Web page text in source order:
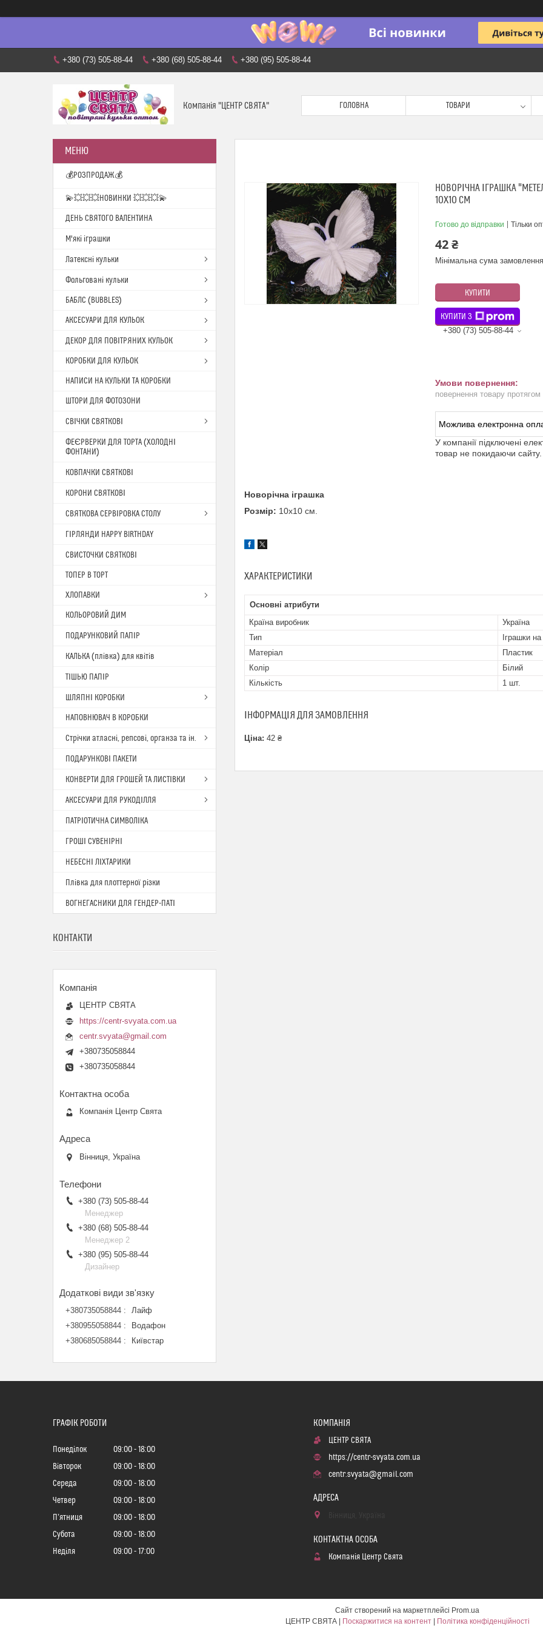
+380 (73) 505-88-44 +380 (68) 505-88-44 +380 (95) 505-88-44
Компанія "ЦЕНТР СВЯТА" ГОЛОВНА ТОВАРИ
НОВОРІЧНА ІГРАШКА
10Х10 СМ
Готово до відправки Тільки
42 ₴
Мінімальна сума
КУПИТИ
КУПИТИ З
+380 (73) 505-88-44
повернення товару протягом
У компанії підключені
товар не покидаючи сайту.
Новорічна іграшка
Розмір: 10х10 см.
ХАРАКТЕРИСТИКИ
Основні атрибути
Країна виробник
Україна
Тип
Іграшки
Матеріал
Пластик
Колір
Білий
Кількість
1 шт.
ІНФОРМАЦІЯ ДЛЯ ЗАМОВЛЕННЯ
Ціна: 42 ₴
💰РОЗПРОДАЖ💰
💫💥💥💥НОВИНКИ 💥💥💥💫
ДЕНЬ СВЯТОГО ВАЛЕНТИНА
М'які іграшки
Латексні кульки
Фольговані кульки
БАБЛС (BUBBLES)
АКСЕСУАРИ ДЛЯ КУЛЬОК
ДЕКОР ДЛЯ ПОВІТРЯНИХ КУЛЬОК
КОРОБКИ ДЛЯ КУЛЬОК
НАПИСИ НА КУЛЬКИ ТА КОРОБКИ
ШТОРИ ДЛЯ ФОТОЗОНИ
СВІЧКИ СВЯТКОВІ
ФЕЄРВЕРКИ ДЛЯ ТОРТА (ХОЛОДНІ
ФОНТАНИ)
КОВПАЧКИ СВЯТКОВІ
КОРОНИ СВЯТКОВІ
СВЯТКОВА СЕРВІРОВКА СТОЛУ
ГІРЛЯНДИ HAPPY BIRTHDAY
СВИСТОЧКИ СВЯТКОВІ
ТОПЕР В ТОРТ
ХЛОПАВКИ
КОЛЬОРОВИЙ ДИМ
ПОДАРУНКОВИЙ ПАПІР
КАЛЬКА (плівка) для квітів
ТІШЬЮ ПАПІР
ШЛЯПНІ КОРОБКИ
НАПОВНЮВАЧ В КОРОБКИ
Стрічки атласні, репсові, органза та ін.
ПОДАРУНКОВІ ПАКЕТИ
КОНВЕРТИ ДЛЯ ГРОШЕЙ ТА ЛИСТІВКИ
АКСЕСУАРИ ДЛЯ РУКОДІЛЛЯ
ПАТРІОТИЧНА СИМВОЛІКА
ГРОШІ СУВЕНІРНІ
НЕБЕСНІ ЛІХТАРИКИ
Плівка для плоттерної різки
ВОГНЕГАСНИКИ ДЛЯ ГЕНДЕР-ПАТІ
КОНТАКТИ
ЦЕНТР СВЯТА
https://centr-svyata.com.ua
centr.svyata@gmail.com
+380735058844
+380735058844
Компанія Центр Свята
Вінниця, Україна
+380 (73) 505-88-44
Менеджер
+380 (68) 505-88-44
Менеджер 2
+380 (95) 505-88-44
Дизайнер
+380735058844
Лайф
+380955058844
Водафон
+380685058844
Київстар
ГРАФІК РОБОТИ
Понеділок 09:00
18:00
Вівторок
09:00
18:00
Середа
09:00
18:00
Четвер
09:00
18:00
Пʼятниця
09:00
18:00
Субота
09:00
18:00
Неділя
09:00 17:00
ЦЕНТР СВЯТА
https://centr-svyata.com.ua
centr.svyata@gmail.com
Компанія Центр Свята
Сайт створений на маркетплейсі Prom.ua
ЦЕНТР СВЯТА | Поскаржитися на контент | Політика конфіденційності